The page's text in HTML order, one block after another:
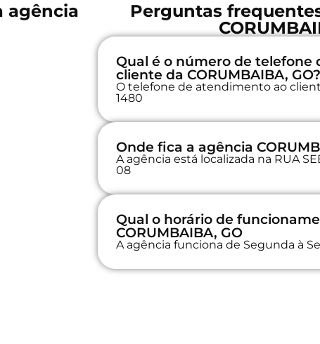
agência
Perguntas
Qual é o número de telefone
cliente da CORUMBAIBA, GO?
O telefone de atendimento ao
1480
Onde fica a agência
A agência está localizada na RUA
08
Qual o horário de
CORUMBAIBA, GO
A agência funciona de Segunda à